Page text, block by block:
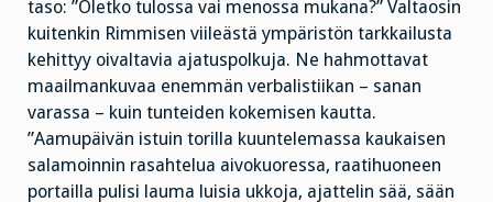
taso: ”Oletko tulossa vai menossa mukana?” Valtaosin
kuitenkin Rimmisen viileästä ympäristön tarkkailusta
kehittyy oivaltavia ajatuspolkuja. Ne hahmottavat
maailmankuvaa enemmän verbalistiikan – sanan
varassa – kuin tunteiden kokemisen kautta.
”Aamupäivän istuin torilla kuuntelemassa kaukaisen
salamoinnin rasahtelua aivokuoressa, raatihuoneen
portailla pulisi lauma luisia ukkoja, ajattelin sää, sään